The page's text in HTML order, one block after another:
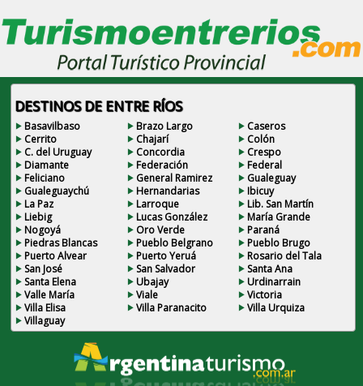
DESTINOS DE ENTRE RÍOS
Basavilbaso Brazo Largo
Caseros
Cerrito
Chajarí
Colón
C. del Uruguay
Concordia
Crespo
Diamante
Federación
Federal
Feliciano
General Ramirez
Gualeguay
Gualeguaychú
Hernandarias
Ibicuy
La Paz
Larroque
Lib. San Martín
Liebig
Lucas González
María Grande
Nogoyá
Oro Verde
Paraná
Piedras Blancas
Pueblo Belgrano
Pueblo Brugo
Puerto Alvear
Puerto Yeruá
Rosario del Tala
San José
San Salvador
Santa Ana
Santa Elena
Ubajay
Urdinarrain
Valle María
Viale
Victoria
Villa Elisa
Villa Paranacito
Villa Urquiza
Villaguay